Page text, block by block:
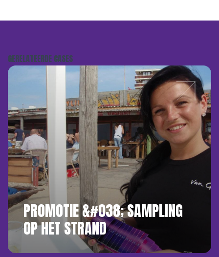
GERELATEERDE CASES
PROMOTIE &#038; SAMPLING
OP HET STRAND